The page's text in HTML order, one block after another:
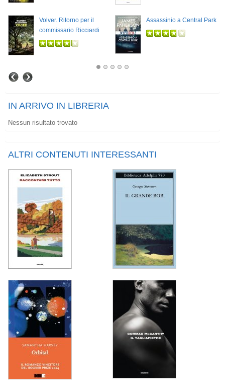
Volver. Ritorno per il
commissario Ricciardi
Assassinio a Central Park
IN ARRIVO IN LIBRERIA
Nessun risultato trovato
ALTRI CONTENUTI INTERESSANTI